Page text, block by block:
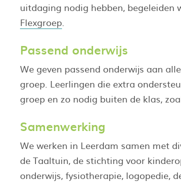
uitdaging nodig hebben, begeleiden
Flexgroep.
Passend onderwijs
We geven passend onderwijs aan
groep. Leerlingen die extra
groep en zo nodig buiten de klas,
Samenwerking
We werken in Leerdam samen met
de Taaltuin, de stichting voor
onderwijs, fysiotherapie, logopedie,